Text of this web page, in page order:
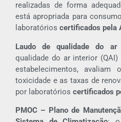
realizadas de forma
está apropriada para
laboratórios certificados pela
Laudo de qualidade do ar
qualidade do ar interior
estabelecimentos,
toxicidade e as taxas de
por laboratórios certificados
PMOC – Plano de